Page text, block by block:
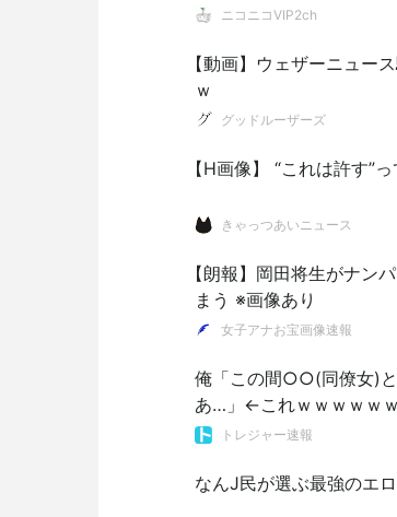
ニコニコVIP2ch
【動画】ウェザーニュー
ｗ
グッドルーザーズ
【H画像】 “これは許す”
きゃっつあいニュース
【朗報】岡田将生がナン
まう ※画像あり
女子アナお宝画像速報
俺「この間○○(同僚女)と
あ…」←これｗｗｗｗｗｗ
トレジャー速報
なんJ民が選ぶ最強の